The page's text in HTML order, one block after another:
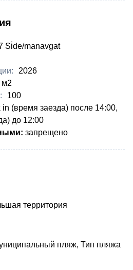
Si̇de/manavgat
2026
м2
100
in (время заезда) после 14:00,
до 12:00
запрещено
территория
пляж, Тип пляжа